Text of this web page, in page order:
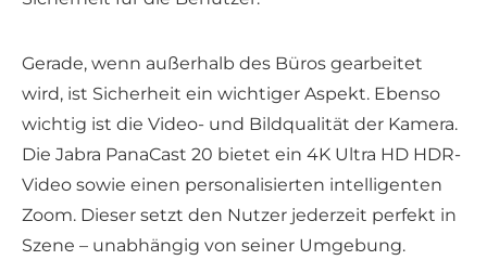
Gerade, wenn außerhalb des Büros gearbeitet
wird, ist Sicherheit ein wichtiger Aspekt. Ebenso
wichtig ist die Video- und Bildqualität der Kamera.
Die Jabra PanaCast 20 bietet ein 4K Ultra HD HDR-
Video sowie einen personalisierten intelligenten
Zoom. Dieser setzt den Nutzer jederzeit perfekt in
Szene – unabhängig von seiner Umgebung.